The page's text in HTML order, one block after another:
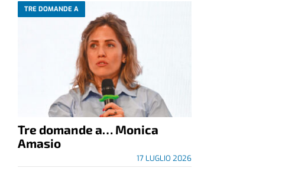
TRE DOMANDE A
Tre domande a… Monica
Amasio
17 LUGLIO 2026